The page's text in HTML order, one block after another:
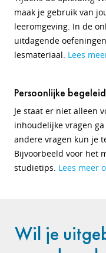
maak je gebruik van
leeromgeving. In de
uitdagende
lesmateriaal. Lees
Persoonlijke
Je staat er niet alleen
inhoudelijke vragen
andere vragen kun je
Bijvoorbeeld voor het
studietips. Lees meer
Wil je